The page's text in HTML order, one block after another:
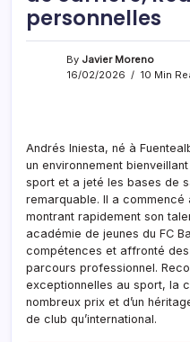
personnelles
By Javier Moreno
16/02/2026
10 Min
Andrés Iniesta, né à
un environnement
sport et a jeté les bases de
remarquable. Il a commencé
montrant rapidement son
académie de jeunes du FC
compétences et affronté
parcours professionnel.
exceptionnelles au sport, la
nombreux prix et d’un
de club qu’international.